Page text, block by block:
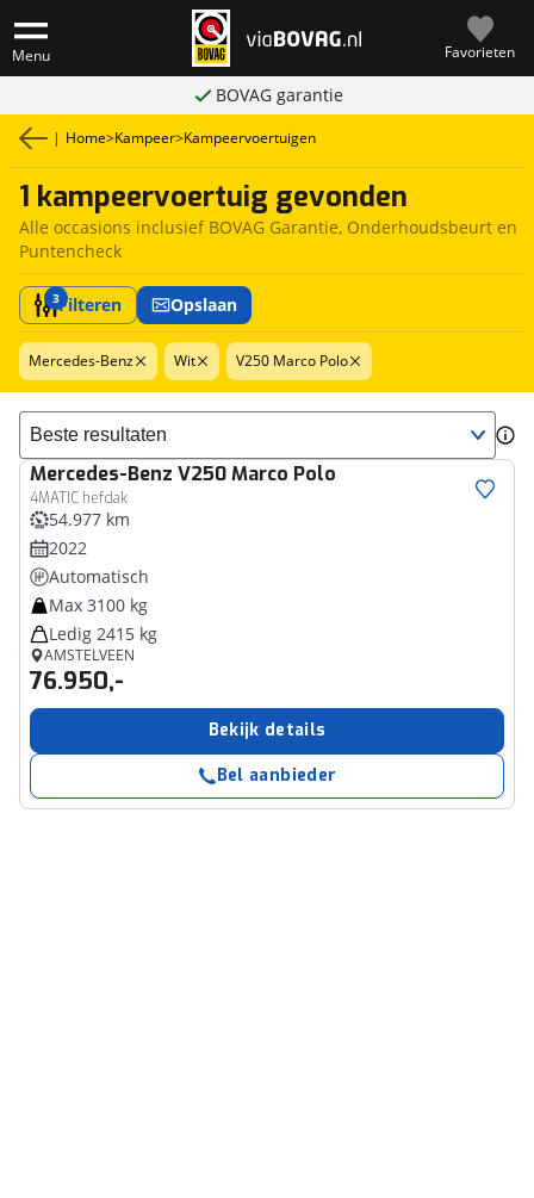
Menu Favorieten
BOVAG garantie
| Home>Kampeer>Kampeervoertuigen
1 kampeervoertuig gevonden
Alle occasions inclusief BOVAG Garantie, Onderhoudsbeurt en
Puntencheck
3Filteren Opslaan
Mercedes-Benz Wit V250 Marco Polo
Sorteer resultaten
Mercedes-Benz V250 Marco Polo
4MATIC hefdak
54.977 km
2022
Automatisch
Max 3100 kg
Ledig 2415 kg
AMSTELVEEN
76.950,-
Bekijk details
Bel aanbieder